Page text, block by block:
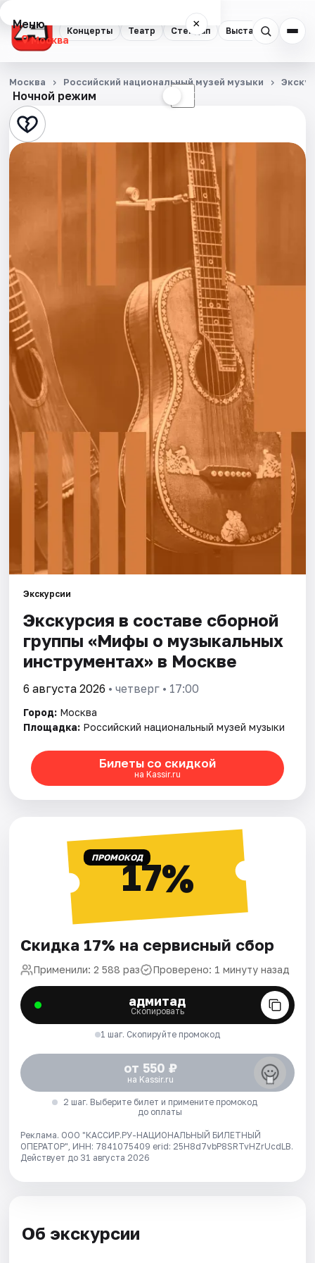
Концерты Театр Стендап Выставки
Меню ×
Москва
Концерты
Театр
Стендап
Спорт
События
Города
Площадки
Артисты
Рейтинги
Ночной режим ☾
Москва Российский национальный музей музыки
Экскурсии
Экскурсия в составе сборной
группы «Мифы о музыкальных
инструментах» в Москве
6 августа 2026 • четверг • 17:00
Город: Москва
Площадка: Российский национальный музей музыки
Билеты со скидкой
на Kassir.ru
ПРОМОКОД17%
Скидка 17% на сервисный сбор
Применили: 2 588 раз Проверено: 1 минуту назад
адмитад
Скопировать
1 шаг. Скопируйте промокод
от 550 ₽
на Kassir.ru
2 шаг. Выберите билет и примените промокод
до оплаты
Реклама. ООО "КАССИР.РУ-НАЦИОНАЛЬНЫЙ БИЛЕТНЫЙ
ОПЕРАТОР", ИНН: 7841075409 erid: 25H8d7vbP8SRTvHZrUcdLB.
Действует до 31 августа 2026
Об экскурсии